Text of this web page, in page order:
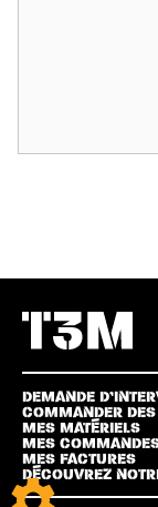
DEMANDE
COMMANDER
MES MATÉRIELS
MES
MES FACTURES
DÉCOUVREZ